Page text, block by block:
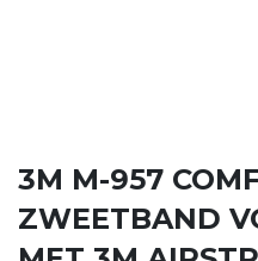
3M M-957
ZWEETBAND